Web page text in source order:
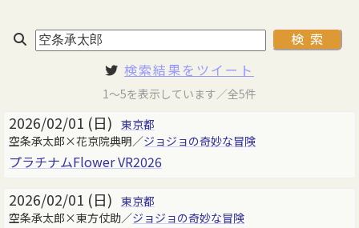
検索結果をツイート
1～5を表示しています／全5件
2026/02/01 (日) 東京都
空条承太郎×花京院典明／ジョジョの奇妙な冒険
プラチナムFlower VR2026
2026/02/01 (日) 東京都
空条承太郎×東方仗助／ジョジョの奇妙な冒険